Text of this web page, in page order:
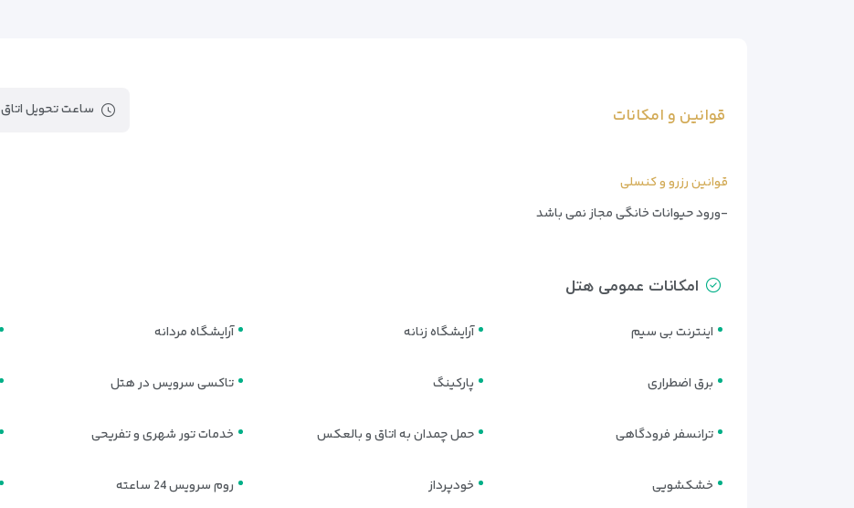
قوانین و امکانات ساعت تحویل اتاق
قوانین رزرو و کنسلی
-ورود حیوانات خانگی مجاز نمی باشد
امکانات عمومی هتل
اینترنت بی سیم آرایشگاه زنانه آرایشگاه مردانه
برق اضطراری پارکینگ تاکسی سرویس در هتل
ترانسفر فرودگاهی حمل چمدان به اتاق و بالعکس خدمات تور شهری و تفریحی
خشکشویی خودپرداز روم سرویس 24 ساعته